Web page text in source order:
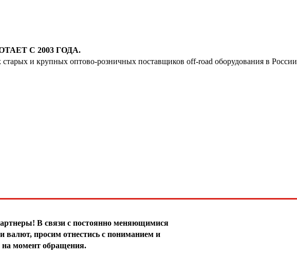
38
С 2003 ГОДА.
и крупных оптово-розничных поставщиков off-road оборудования в России
В связи с постоянно меняющимися
валют, просим отнестись с пониманием и
момент обращения.